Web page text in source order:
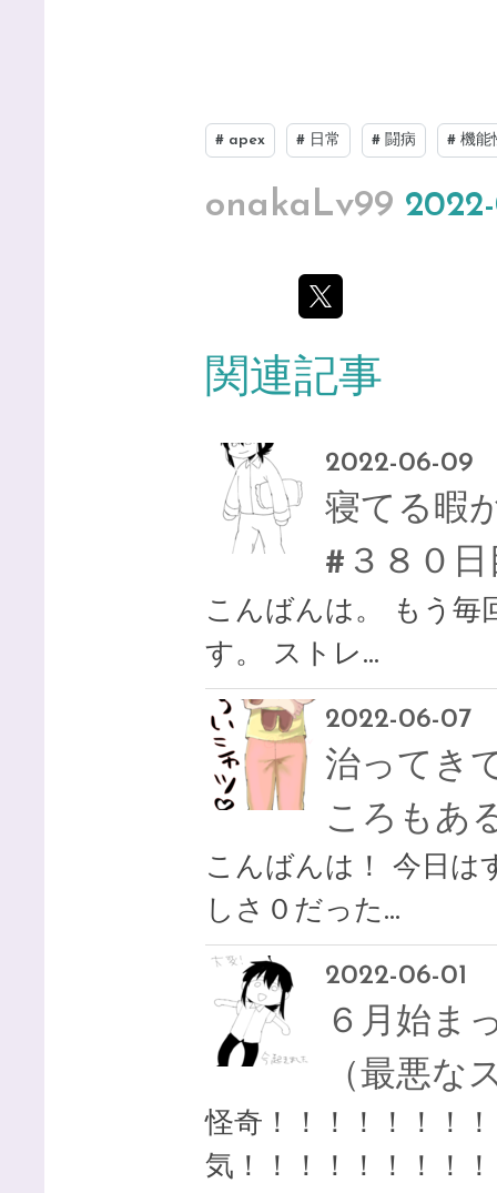
# apex # 日常 # 闘病 # 機能
onakaLv99
関連記事
2022-06-09
寝てる暇
#３８０日
こんばんは。 もう毎
す。 ストレ…
2022-06-07
治ってき
ころもあ
こんばんは！ 今日は
しさ０だった…
2022-06-01
６月始ま
（最悪な
怪奇！！！！！！！
気！！！！！！！！